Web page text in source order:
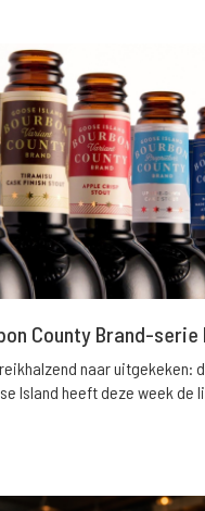
County Brand-serie
naar uitgekeken:
Island heeft deze week de